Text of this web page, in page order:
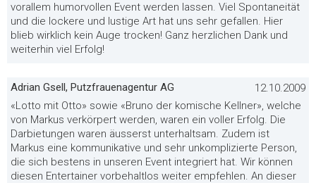
vorallem humorvollen Event werden lassen. Viel Spontaneität
und die lockere und lustige Art hat uns sehr gefallen. Hier
blieb wirklich kein Auge trocken! Ganz herzlichen Dank und
weiterhin viel Erfolg!
Adrian Gsell, Putzfrauenagentur AG
12.10.2009
«Lotto mit Otto» sowie «Bruno der komische Kellner», welche
von Markus verkörpert werden, waren ein voller Erfolg. Die
Darbietungen waren äusserst unterhaltsam. Zudem ist
Markus eine kommunikative und sehr unkomplizierte Person,
die sich bestens in unseren Event integriert hat. Wir können
diesen Entertainer vorbehaltlos weiter empfehlen. An dieser